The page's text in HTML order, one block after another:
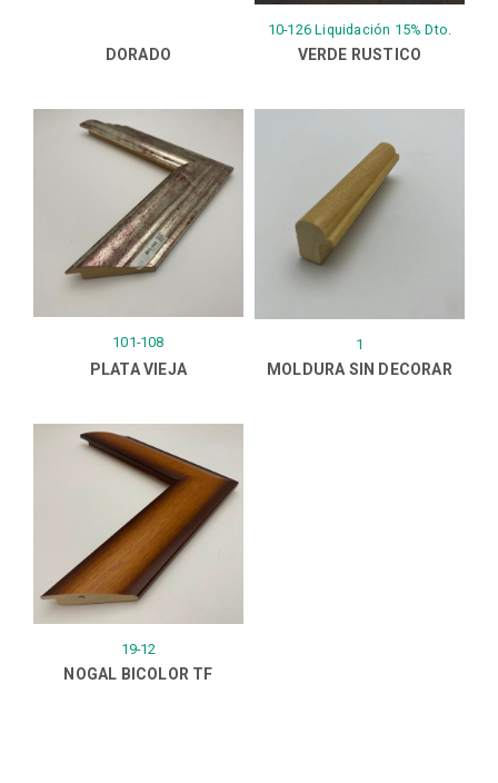
DORADO
10-126 Liquidación 15% Dto.
VERDE RUSTICO
101-108
PLATA VIEJA
1
MOLDURA SIN DECORAR
19-12
NOGAL BICOLOR TF